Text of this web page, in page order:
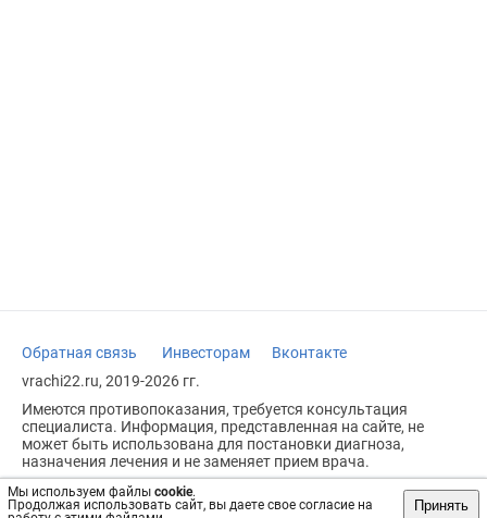
Мы используем файлы cookie.
Продолжая использовать сайт, вы даете свое согласие на
Принять
Обратная связь Инвесторам
Вконтакте
vrachi22.ru, 2019-2026 гг.
Имеются противопоказания, требуется консультация
специалиста. Информация, представленная на сайте, не
может быть использована для постановки диагноза,
назначения лечения и не заменяет прием врача.
Возрастное ограничение: 18+